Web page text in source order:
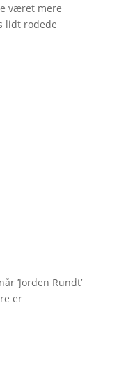
været mere
lidt rodede
’Jorden Rundt’
er